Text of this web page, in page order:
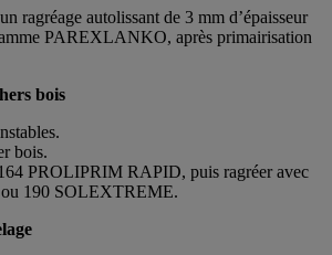
ragréage autolissant de 3 mm d’épaisseur
PAREXLANKO, après primairisation
bois
bois.
PROLIPRIM RAPID, puis ragréer avec
190 SOLEXTREME.